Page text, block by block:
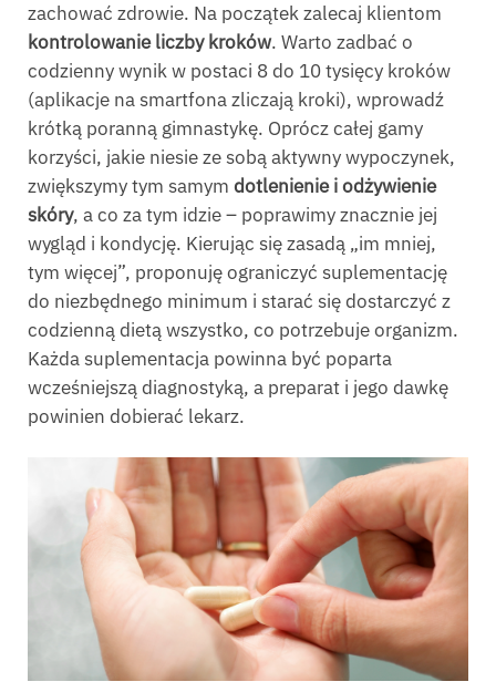
zachować zdrowie. Na początek zalecaj klientom
kontrolowanie liczby kroków. Warto zadbać o
codzienny wynik w postaci 8 do 10 tysięcy kroków
(aplikacje na smartfona zliczają kroki), wprowadź
krótką poranną gimnastykę. Oprócz całej gamy
korzyści, jakie niesie ze sobą aktywny wypoczynek,
zwiększymy tym samym dotlenienie i odżywienie
skóry, a co za tym idzie – poprawimy znacznie jej
wygląd i kondycję. Kierując się zasadą „im mniej,
tym więcej”, proponuję ograniczyć suplementację
do niezbędnego minimum i starać się dostarczyć z
codzienną dietą wszystko, co potrzebuje organizm.
Każda suplementacja powinna być poparta
wcześniejszą diagnostyką, a preparat i jego dawkę
powinien dobierać lekarz.